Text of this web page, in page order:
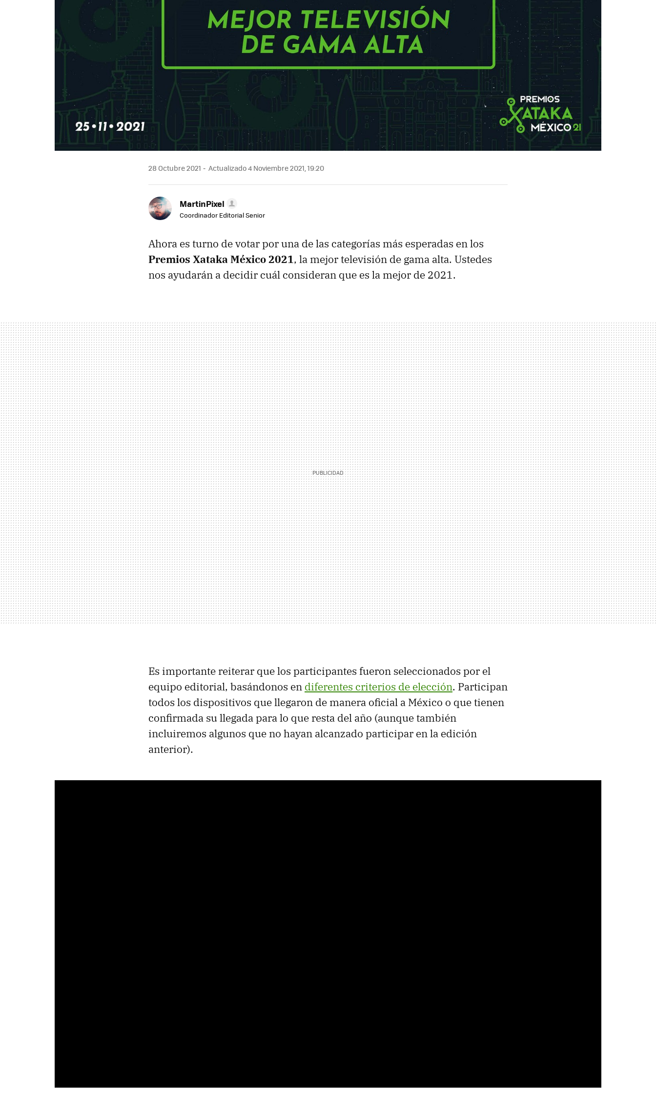
28 Octubre 2021 Actualizado 4 Noviembre 2021, 19:20
MartinPixel
Coordinador Editorial Senior
Ahora es turno de votar por una de las categorías más esperadas en los
Premios Xataka México 2021, la mejor televisión de gama alta. Ustedes
nos ayudarán a decidir cuál consideran que es la mejor de 2021.
Es importante reiterar que los participantes fueron seleccionados por el
equipo editorial, basándonos en diferentes criterios de elección. Participan
todos los dispositivos que llegaron de manera oficial a México o que tienen
confirmada su llegada para lo que resta del año (aunque también
incluiremos algunos que no hayan alcanzado participar en la edición
anterior).